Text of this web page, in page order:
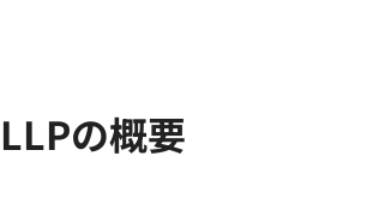
LLPの概要